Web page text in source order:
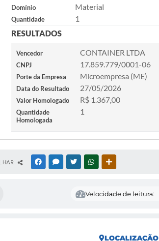
Domínio Material
Quantidade
1
RESULTADOS
Vencedor CONTAINER LTDA
CNPJ 17.859.779/0001-06
Porte da Empresa Microempresa (ME)
Data do Resultado 27/05/2026
Valor Homologado R$ 1.367,00
Quantidade
Homologada
1
FACEBOOKMESSENGER
TWITTERWHATSAPP
Velocidade de leitura:
LOCALIZAÇÃO